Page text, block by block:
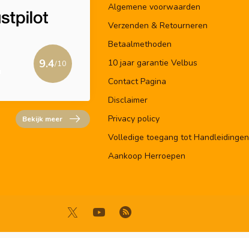
9.4/10
Bekijk meer
Algemene voorwaarden
Verzenden & Retourneren
Betaalmethoden
10 jaar garantie Velbus
Contact Pagina
Disclaimer
Privacy policy
Volledige toegang tot Handleidingen
Aankoop Herroepen